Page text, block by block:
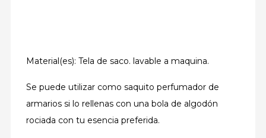
Material(es): Tela de saco. lavable a maquina.
Se puede utilizar como saquito perfumador de
armarios si lo rellenas con una bola de algodón
rociada con tu esencia preferida.